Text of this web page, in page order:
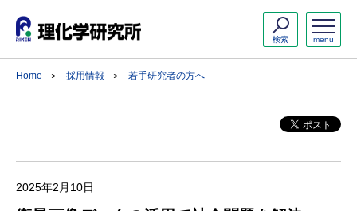
menu
検索
Home 採用情報 若手研究者の方へ
2025年2月10日